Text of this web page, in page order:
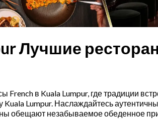
Лучшие
French в Kuala Lumpur, где традиции
Kuala Lumpur. Наслаждайтесь
обещают незабываемое обеденное